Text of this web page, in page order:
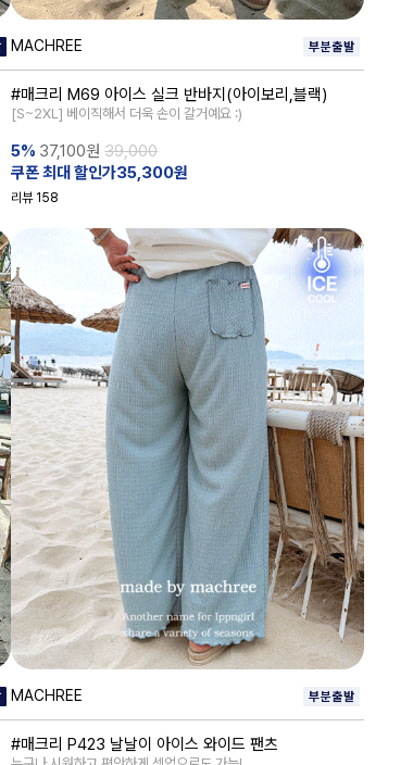
MACHREE
#매크리 M69 아이스 실크 반바지(아이보리,블랙)
[S~2XL] 베이직해서 더욱 손이 갈거예요 :)
5% 37,100원 39,000
쿠폰 최대 할인가35,300원
리뷰 158
MACHREE
#매크리 P423 날날이 아이스 와이드 팬츠